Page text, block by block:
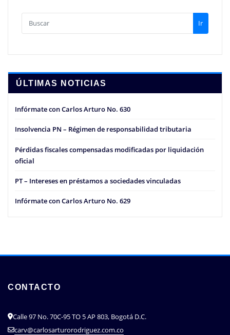
Ir
ÚLTIMAS NOTICIAS
Infórmate con Carlos Arturo No. 630
Insolvencia PN – Régimen de responsabilidad tributaria
Pérdidas fiscales compensadas modificadas por liquidación
oficial
PT – Intereses en préstamos a sociedades vinculadas
Infórmate con Carlos Arturo No. 629
CONTACTO
Calle 97 No. 70C-95 TO 5 AP 803, Bogotá D.C.
carv@carlosarturorodriguez.com.co